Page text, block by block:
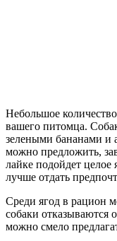
Небольшое
вашего питомца.
зелеными бананами и
можно предложить,
лайке подойдет целое
лучше отдать
Среди ягод в рацион
собаки отказываются
можно смело